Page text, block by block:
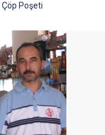
Poşeti